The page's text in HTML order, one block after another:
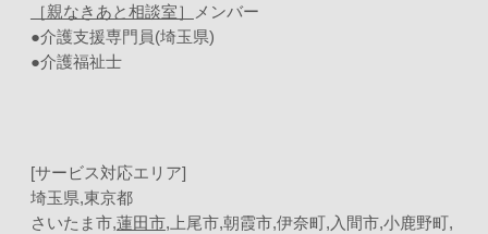
［親なきあと相談室］
メンバー
●介護支援専門員(埼玉県)
●介護福祉士
[サービス対応エリア]
埼玉県,東京都
さいたま市,蓮田市,上尾市,朝霞市,伊奈町,入間市,小鹿野町,